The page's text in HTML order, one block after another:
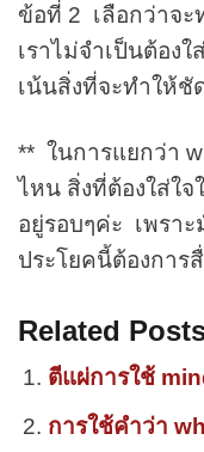
ข้อที่ 2 เลือกว่าจ
เราไม่จำเป็นต้อง
เน้นสิ่งที่จะทำให้ชั
** ในการแยกว่า
ไหน สิ่งที่ต้องใส่ใ
อยู่รอบๆค่ะ เพราะ
ประโยคนี้ต้องการ
Related
ตีแผ่การใช้
การใช้คำว่า